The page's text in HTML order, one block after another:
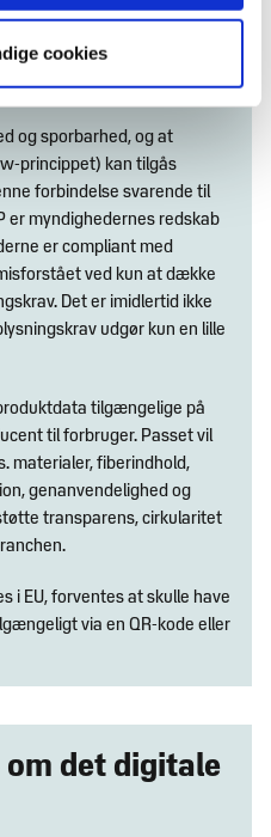
cookies
er en væsentlig del af
og sporbarhed, og at
princippet) kan tilgås
forbindelse svarende til
er myndighedernes redskab
er compliant med
ved kun at dække
Det er imidlertid ikke
udgør kun en lille
tilgængelige på
til forbruger. Passet vil
materialer, fiberindhold,
genanvendelighed og
transparens, cirkularitet
i EU, forventes at skulle have
via en QR-kode eller
om det digitale